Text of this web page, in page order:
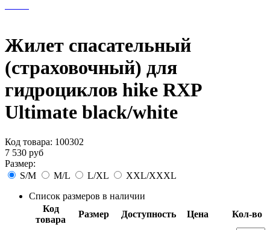
Жилет спасательный
(страховочный) для
гидроциклов hike RXP
Ultimate black/white
Код товара: 100302
7 530 руб
Размер:
S/M
M/L L/XL
XXL/XXXL
Список размеров в наличии
Код
товара
Размер Доступность Цена Кол-во